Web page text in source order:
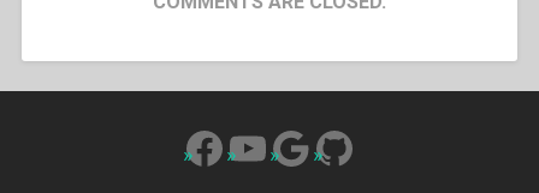
Facebook
YouTube
Google
GitHub